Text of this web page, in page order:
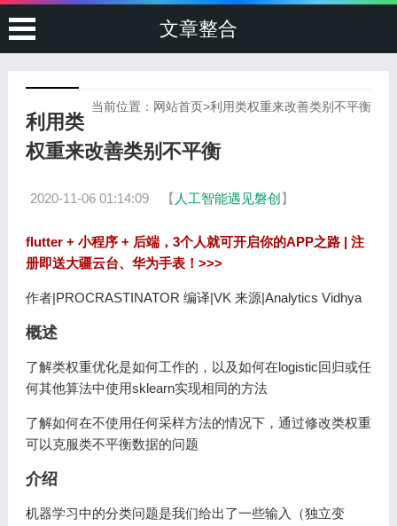
文章整合
当前位置： 网站首页>利用类权重来改善类别不平衡
利用类
权重来改善类别不平衡
2020-11-06 01:14:09 【 人工智能遇见磐创 】
flutter + 小程序 + 后端，3个人就可开启你的APP之路 | 注
册即送大疆云台、华为手表！>>>
作者|PROCRASTINATOR 编译|VK 来源|Analytics Vidhya
概述
了解类权重优化是如何工作的，以及如何在logistic回归或任
何其他算法中使用sklearn实现相同的方法
了解如何在不使用任何采样方法的情况下，通过修改类权重
可以克服类不平衡数据的问题
介绍
机器学习中的分类问题是我们给出了一些输入（独立变